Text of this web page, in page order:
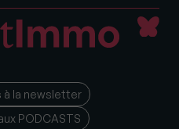
à la newsletter
PODCASTS